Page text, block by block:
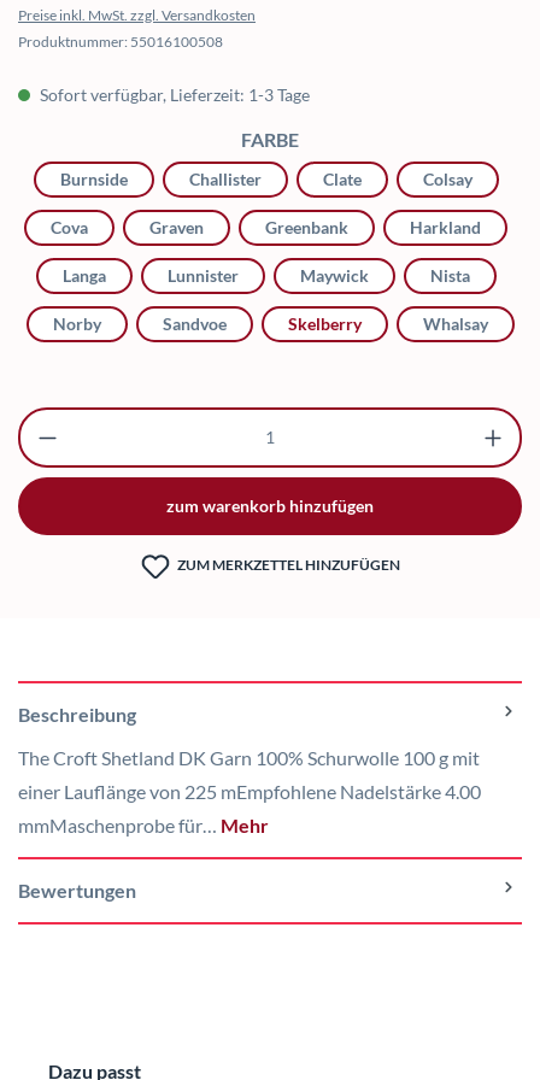
Preise inkl. MwSt. zzgl. Versandkosten
Produktnummer: 55016100508
Sofort verfügbar, Lieferzeit: 1-3 Tage
FARBEAUSWÄHLEN
Burnside Challister Clate Colsay
Cova Graven Greenbank Harkland
Langa Lunnister Maywick Nista
Norby Sandvoe Skelberry Whalsay
Produkt Anzahl: Gib den gewünschten Wert
zum warenkorb hinzufügen
ZUM MERKZETTEL HINZUFÜGEN
Beschreibung
The Croft Shetland DK Garn 100% Schurwolle 100 g mit
einer Lauflänge von 225 mEmpfohlene Nadelstärke 4.00
mmMaschenprobe für… Mehr
Bewertungen
Produktgalerie überspringen
Dazu passt